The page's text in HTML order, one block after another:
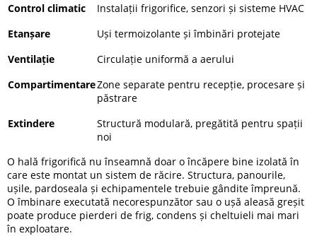
Control climatic
Instalații frigorifice, senzori și sisteme HVAC
Etanșare
Uși termoizolante și îmbinări protejate
Ventilație
Circulație uniformă a aerului
CompartimentareZone separate pentru recepție, procesare și
păstrare
Extindere
Structură modulară, pregătită pentru spații
noi
O hală frigorifică nu înseamnă doar o încăpere bine izolată în
care este montat un sistem de răcire. Structura, panourile,
ușile, pardoseala și echipamentele trebuie gândite împreună.
O îmbinare executată necorespunzător sau o ușă aleasă greșit
poate produce pierderi de frig, condens și cheltuieli mai mari
în exploatare.